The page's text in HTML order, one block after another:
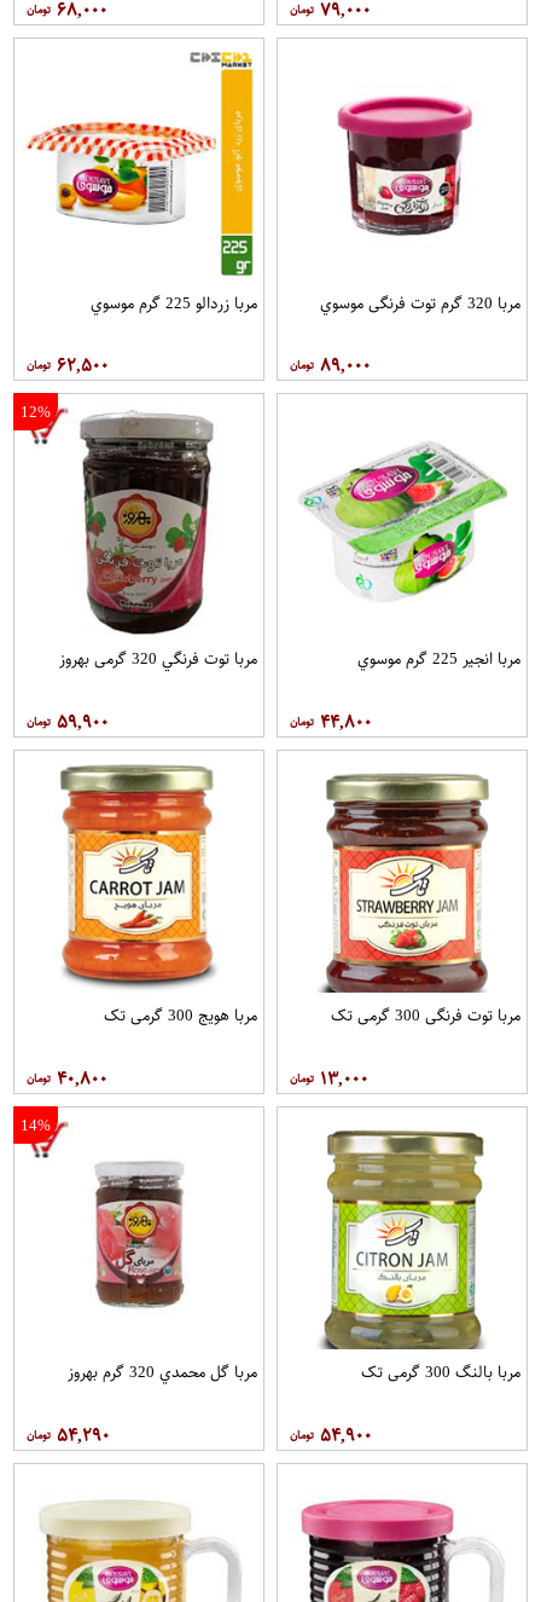
۷۹,۰۰۰ ۶۸,۰۰۰
مربا 320 گرم توت فرنگی موسوي
۸۹,۰۰۰
مربا زردالو 225 گرم موسوي
۶۲,۵۰۰
مربا انجیر 225 گرم موسوي
۴۴,۸۰۰
12%
مربا توت فرنگي 320 گرمی بهروز
۵۹,۹۰۰
مربا توت فرنگی 300 گرمی تک
۱۳,۰۰۰
مربا هویج 300 گرمی تک
۴۰,۸۰۰
مربا بالنگ 300 گرمی تک
۵۴,۹۰۰
14%
مربا گل محمدي 320 گرم بهروز
۵۴,۲۹۰